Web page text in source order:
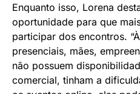
Enquanto isso, Lorena
oportunidade para que
participar dos encontros.
presenciais, mães,
não possuem
comercial, tinham a